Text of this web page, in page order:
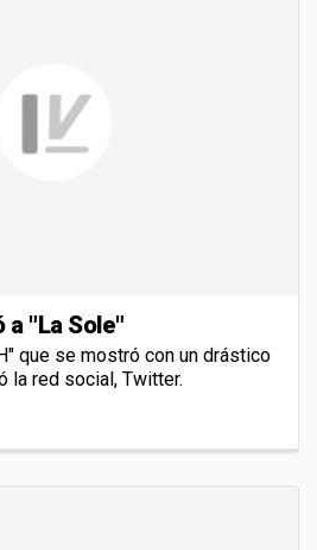
a "La Sole"
que se mostró con un drástico
la red social, Twitter.